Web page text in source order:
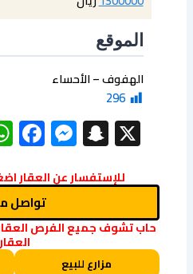
الموقع
الهفوف – الأحساء
296
X
للإستفسار عن العقار
تواصل
حاب تشوف جميع الفرص
العقار
مزارع للبيع